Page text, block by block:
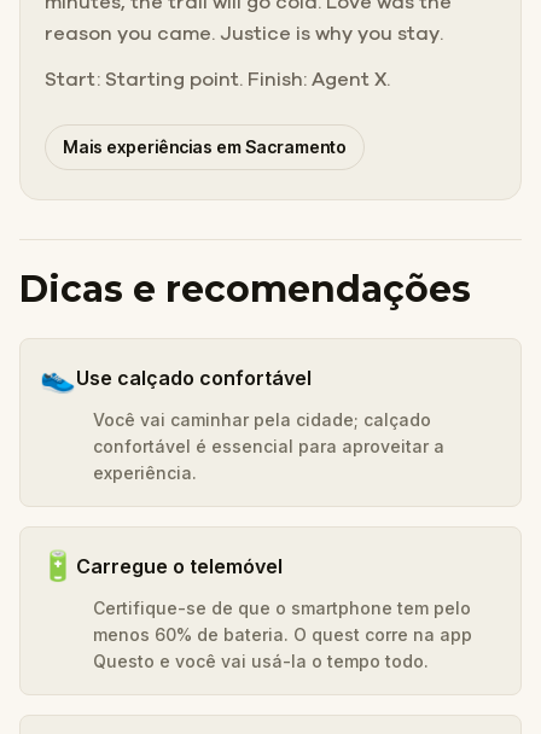
reason you came. Justice is why you stay.
Start: Starting point. Finish: Agent X.
Mais experiências em Sacramento
Dicas e recomendações
👟Use calçado confortável
Você vai caminhar pela cidade; calçado
confortável é essencial para aproveitar a
experiência.
🔋 Carregue o telemóvel
Certifique-se de que o smartphone tem pelo
menos 60% de bateria. O quest corre na app
Questo e você vai usá-la o tempo todo.